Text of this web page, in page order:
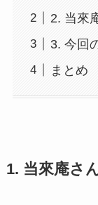
2. 当來
3. 今回
まとめ
1. 当來庵さ